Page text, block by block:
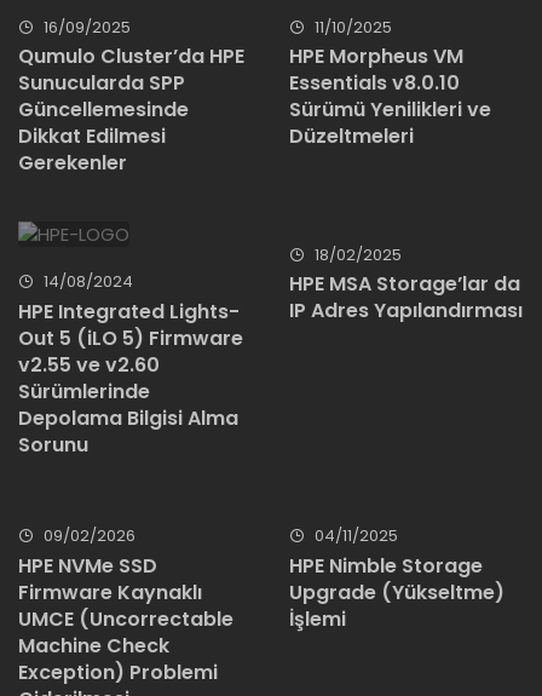
16/09/2025
Qumulo Cluster’da HPE
Sunucularda SPP
Güncellemesinde
Dikkat Edilmesi
Gerekenler
11/10/2025
HPE Morpheus VM
Essentials v8.0.10
Sürümü Yenilikleri ve
Düzeltmeleri
14/08/2024
HPE Integrated Lights-
Out 5 (iLO 5) Firmware
v2.55 ve v2.60
Sürümlerinde
Depolama Bilgisi Alma
Sorunu
18/02/2025
HPE MSA Storage’lar da
IP Adres Yapılandırması
09/02/2026
HPE NVMe SSD
Firmware Kaynaklı
UMCE (Uncorrectable
Machine Check
Exception) Problemi
04/11/2025
HPE Nimble Storage
Upgrade (Yükseltme)
İşlemi